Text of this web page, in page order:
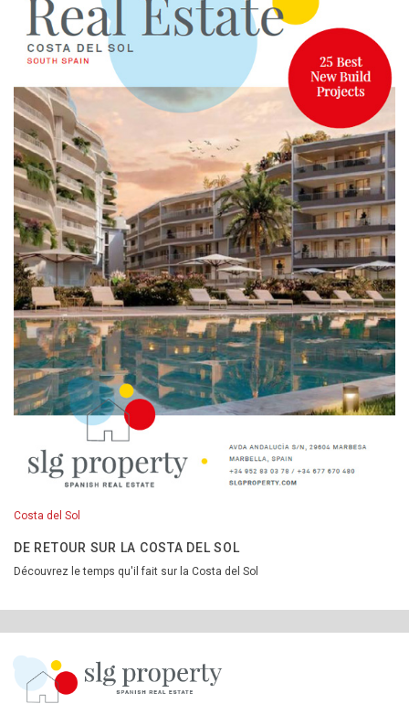
Costa del Sol
DE RETOUR SUR LA COSTA DEL SOL
Découvrez le temps qu'il fait sur la Costa del Sol